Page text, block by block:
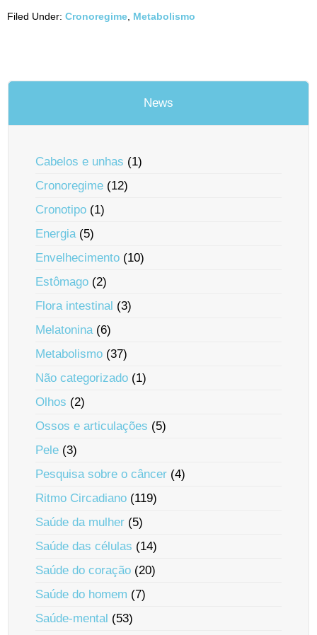
Filed Under: Cronoregime Metabolismo
News
Cabelos e unhas (1)
Cronoregime (12)
Cronotipo (1)
Energia(5)
Envelhecimento (10)
Estômago (2)
Flora intestinal (3)
Melatonina(6)
Metabolismo (37)
Não categorizado (1)
Olhos (2)
Ossos e articulações (5)
Pele (3)
Pesquisa sobre o câncer (4)
Ritmo Circadiano (119)
Saúde da mulher (5)
Saúde das células (14)
Saúde do coração (20)
Saúde do homem (7)
Saúde-mental (53)